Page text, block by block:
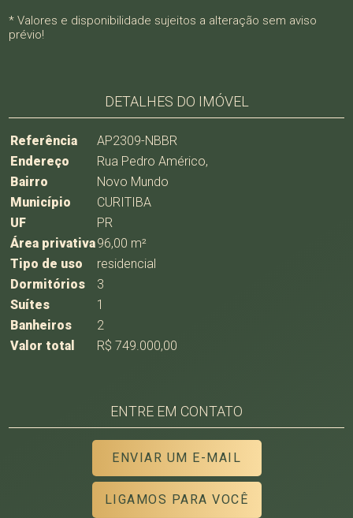
* Valores e disponibilidade sujeitos a alteração sem aviso
prévio!
DETALHES DO IMÓVEL
Referência
AP2309-NBBR
Endereço
Rua Pedro Américo,
Bairro
Novo Mundo
Município
CURITIBA
UF
PR
Área privativa96,00 m²
Tipo de uso
residencial
Dormitórios
3
Suítes
1
Banheiros
2
Valor total
R$ 749.000,00
ENTRE EM CONTATO
ENVIAR UM E-MAIL
LIGAMOS PARA VOCÊ